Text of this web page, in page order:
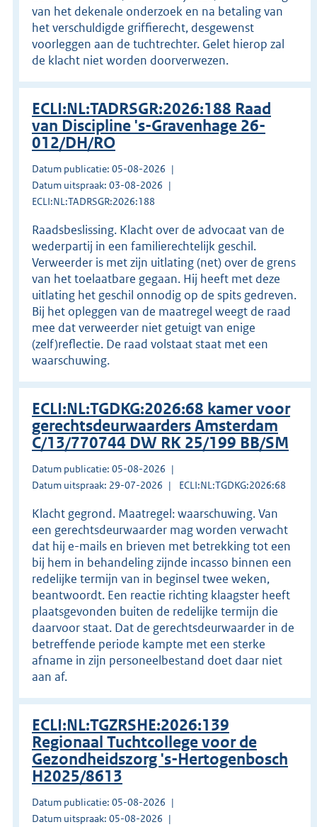
van het dekenale onderzoek en na betaling van
het verschuldigde griffierecht, desgewenst
voorleggen aan de tuchtrechter. Gelet hierop zal
de klacht niet worden doorverwezen.
ECLI:NL:TADRSGR:2026:188 Raad
van Discipline 's-Gravenhage 26-
012/DH/RO
Datum publicatie: 05-08-2026
Datum uitspraak: 03-08-2026
ECLI:NL:TADRSGR:2026:188
Raadsbeslissing. Klacht over de advocaat van de
wederpartij in een familierechtelijk geschil.
Verweerder is met zijn uitlating (net) over de grens
van het toelaatbare gegaan. Hij heeft met deze
uitlating het geschil onnodig op de spits gedreven.
Bij het opleggen van de maatregel weegt de raad
mee dat verweerder niet getuigt van enige
(zelf)reflectie. De raad volstaat staat met een
waarschuwing.
ECLI:NL:TGDKG:2026:68 kamer voor
gerechtsdeurwaarders Amsterdam
C/13/770744 DW RK 25/199 BB/SM
Datum publicatie: 05-08-2026
Datum uitspraak: 29-07-2026
ECLI:NL:TGDKG:2026:68
Klacht gegrond. Maatregel: waarschuwing. Van
een gerechtsdeurwaarder mag worden verwacht
dat hij e-mails en brieven met betrekking tot een
bij hem in behandeling zijnde incasso binnen een
redelijke termijn van in beginsel twee weken,
beantwoordt. Een reactie richting klaagster heeft
plaatsgevonden buiten de redelijke termijn die
daarvoor staat. Dat de gerechtsdeurwaarder in de
betreffende periode kampte met een sterke
afname in zijn personeelbestand doet daar niet
aan af.
ECLI:NL:TGZRSHE:2026:139
Regionaal Tuchtcollege voor de
Gezondheidszorg 's-Hertogenbosch
H2025/8613
Datum publicatie: 05-08-2026
Datum uitspraak: 05-08-2026